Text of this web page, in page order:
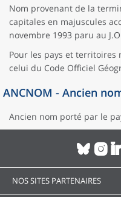
Nom provenant de la
capitales en majuscules
novembre 1993 paru au
Pour les pays et
celui du Code Officiel
ANCNOM - Ancien
Ancien nom porté par le
NOS SITES PARTENAIRES